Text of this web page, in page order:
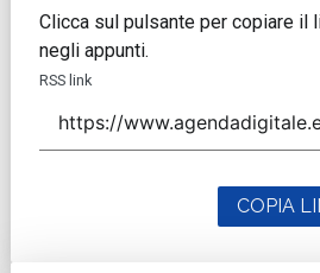
Clicca sul pulsante per copiare il
negli appunti.
RSS link
COPIA